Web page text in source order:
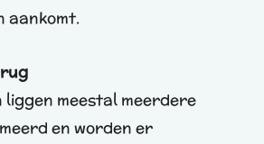
aankomt.
liggen meestal meerdere
en worden er